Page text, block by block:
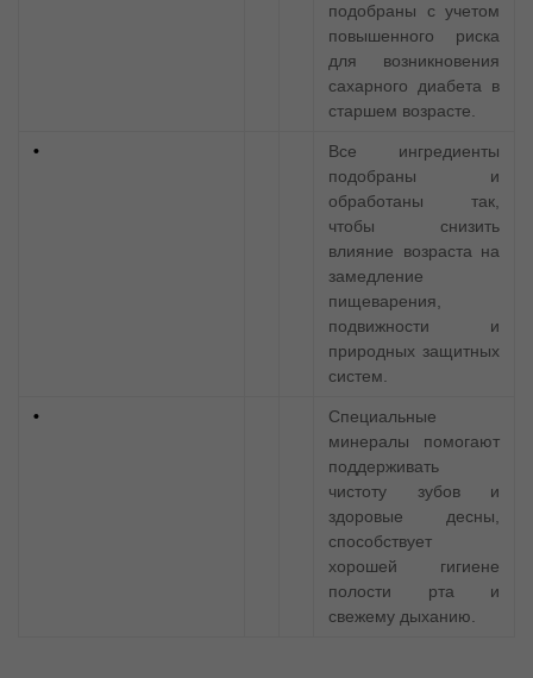
подобраны с учетом
повышенного риска
для возникновения
сахарного диабета в
старшем возрасте.
•
Все ингредиенты
подобраны и
обработаны так,
чтобы снизить
влияние возраста на
замедление
пищеварения,
подвижности и
природных защитных
систем.
•
Специальные
минералы помогают
поддерживать
чистоту зубов и
здоровые десны,
способствует
хорошей гигиене
полости рта и
свежему дыханию.